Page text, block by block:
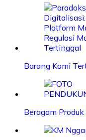
Barang Kami
Beragam